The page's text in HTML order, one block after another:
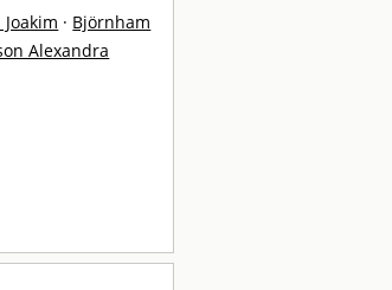
· Björnham
Alexandra